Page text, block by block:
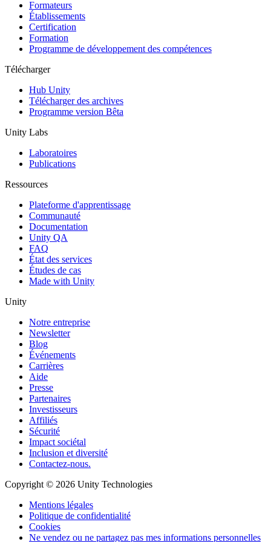
Jeux XR
Lancez des jeux XR sur plusieurs plateformes
Jeux multijoueur
Simplifiez le développement de jeux multijoueurs
Formateurs
Établissements
Certification
Formation
Programme de développement des compétences
Télécharger
Hub Unity
Télécharger des archives
Programme version Bêta
Unity Labs
Laboratoires
Publications
Ressources
Plateforme d'apprentissage
Communauté
Documentation
Unity QA
FAQ
État des services
Études de cas
Made with Unity
Unity
Notre entreprise
Newsletter
Blog
Événements
Carrières
Aide
Presse
Partenaires
Investisseurs
Affiliés
Sécurité
Impact sociétal
Inclusion et diversité
Contactez-nous.
Copyright © 2026 Unity Technologies
Mentions légales
Politique de confidentialité
Cookies
Ne vendez ou ne partagez pas mes informations personnelles